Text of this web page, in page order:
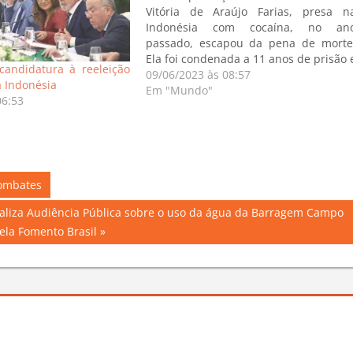
à reeleição
Indonésia
Vitória de Araújo Farias, presa
Indonésia com cocaína, no
passado, escapou da pena de
Ela foi condenada a 11 anos de prisão
a uma multa de mais de R$ 300 mil. O
advogado Davi Lira da Silva, que
09/06/2023 às 08:57
Em "Mundo"
Audiência Pública sobre o uso da água da Barragem Campo
Fomento Brasil